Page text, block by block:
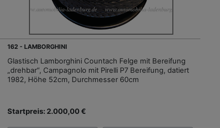
162 - LAMBORGHINI
Glastisch Lamborghini Countach Felge mit Bereifung
„drehbar“, Campagnolo mit Pirelli P7 Bereifung, datiert
1982, Höhe 52cm, Durchmesser 60cm
Startpreis: 2.000,00 €